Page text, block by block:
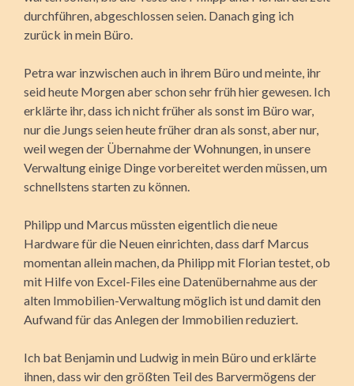
durchführen, abgeschlossen seien. Danach ging ich
zurück in mein Büro.
Petra war inzwischen auch in ihrem Büro und meinte, ihr
seid heute Morgen aber schon sehr früh hier gewesen. Ich
erklärte ihr, dass ich nicht früher als sonst im Büro war,
nur die Jungs seien heute früher dran als sonst, aber nur,
weil wegen der Übernahme der Wohnungen, in unsere
Verwaltung einige Dinge vorbereitet werden müssen, um
schnellstens starten zu können.
Philipp und Marcus müssten eigentlich die neue
Hardware für die Neuen einrichten, dass darf Marcus
momentan allein machen, da Philipp mit Florian testet, ob
mit Hilfe von Excel-Files eine Datenübernahme aus der
alten Immobilien-Verwaltung möglich ist und damit den
Aufwand für das Anlegen der Immobilien reduziert.
Ich bat Benjamin und Ludwig in mein Büro und erklärte
ihnen, dass wir den größten Teil des Barvermögens der